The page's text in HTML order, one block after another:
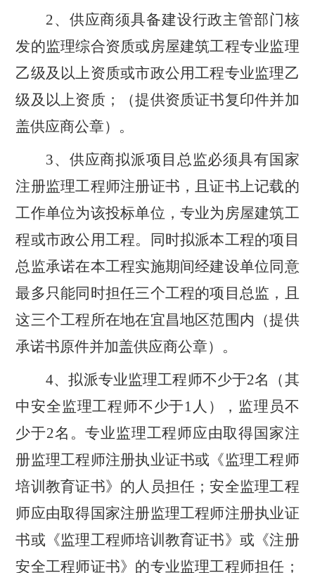
2、供应商须具备建设行政主管部门核
发的监理综合资质或房屋建筑工程专业监理
乙级及以上资质或市政公用工程专业监理乙
级及以上资质 ；（提供资质证书复印件并加
盖供应商公章）。
3、供应商拟派项目总监必须具有国家
注册监理工程师注册证书，且证书上记载的
工作单位为该投标单位，专业为房屋建筑工
程或市政公用工程。同时拟派本工程的项目
总监承诺在本工程实施期间经建设单位同意
最多只能同时担任三个工程的项目总监，且
这三个工程所在地在宜昌地区范围内（提供
承诺书原件并加盖供应商公章）。
4、拟派专业监理工程师不少于2名（其
中安全监理工程师不少于1人），监理员不
少于2名。专业监理工程师应由取得国家注
册监理工程师注册执业证书或《监理工程师
培训教育证书》的人员担任；安全监理工程
师应由取得国家注册监理工程师注册执业证
书或《监理工程师培训教育证书》或《注册
安全工程师证书》的专业监理工程师担任；